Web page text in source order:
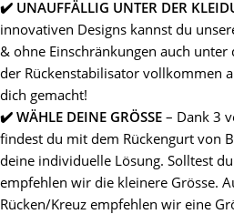
✔️ UNAUFFÄLLIG UNTER DER
innovativen Designs kannst du
& ohne Einschränkungen auch unter
der Rückenstabilisator vollkommen
dich gemacht!
✔️ WÄHLE DEINE GRÖSSE – Dank 3
findest du mit dem Rückengurt von
deine individuelle Lösung. Solltest
empfehlen wir die kleinere Grösse.
Rücken/Kreuz empfehlen wir eine